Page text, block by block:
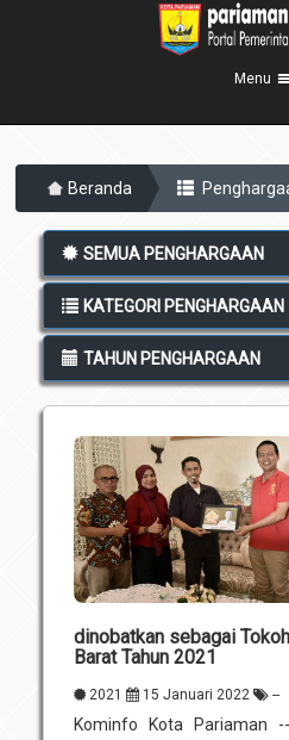
Menu
Profil
Lambang
Perangkat
Sekretariat
Desa
Unit Pelaksana
Berita
Layanan
Beranda
SEMUA PENGHARGAAN
KATEGORI PENGHARGAAN
TAHUN PENGHARGAAN
dinobatkan sebagai
Barat Tahun 2021
2021 15 Januari 2022 --
Kominfo Kota Pariaman